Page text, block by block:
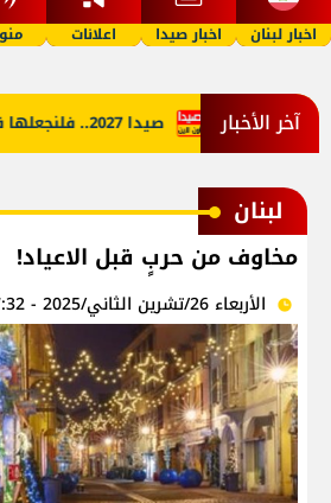
اخبار لبنان اخبار صيدا اعلانات
آخر الأخبار صيدا 2027.. فلنجعلها قصة يرويها لبنان التمييزية
لبنان
مخاوف من حربٍ قبل الاعياد!
الأربعاء 26/تشرين الثاني/2025 - 07:32 ص